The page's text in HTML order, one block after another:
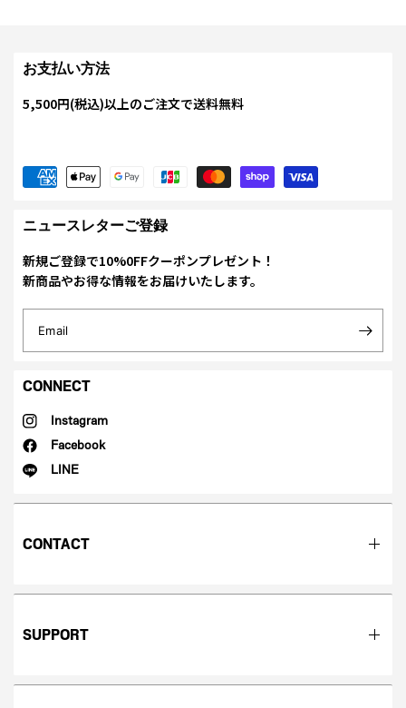
お支払い方法
5,500円(税込)以上のご注文で送料無料
ニュースレターご登録
新規ご登録で10%0FFクーポンプレゼント！
新商品やお得な情報をお届けいたします。
Email
CONNECT
Instagram
Facebook
LINE
CONTACT
SUPPORT